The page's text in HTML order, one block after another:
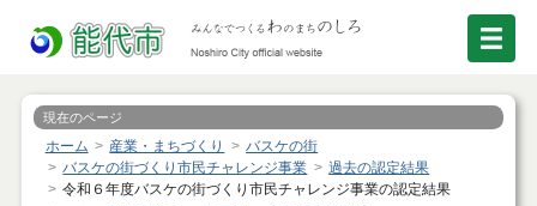
現在のページ
ホーム 産業・まちづくり
バスケの街
バスケの街づくり市民チャレンジ事業
過去の認定結果
令和６年度バスケの街づくり市民チャレンジ事業の認定結果